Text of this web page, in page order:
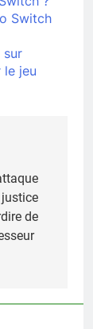
Switch
sur
jeu
de